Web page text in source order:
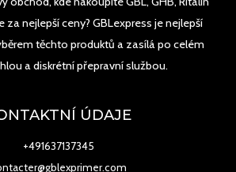
za nejlepší ceny? GBLexpress je nejlepší
těchto produktů a zasílá po celém
a diskrétní přepravní službou.
ÚDAJE
+491637137345